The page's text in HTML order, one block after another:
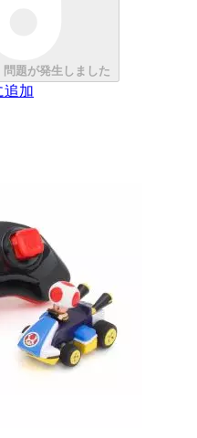
問題が発生しました
追加